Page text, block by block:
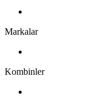
Markalar
Kombinler